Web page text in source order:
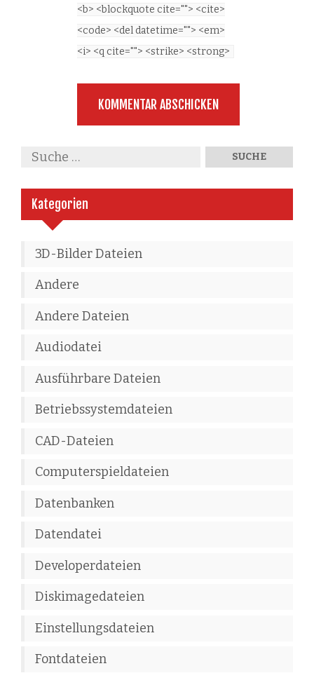
<b> <blockquote cite=""> <cite>
<code> <del datetime=""> <em>
<i> <q cite=""> <strike> <strong>
Kategorien
3D-Bilder Dateien
Andere
Andere Dateien
Audiodatei
Ausführbare Dateien
Betriebssystemdateien
CAD-Dateien
Computerspieldateien
Datenbanken
Datendatei
Developerdateien
Diskimagedateien
Einstellungsdateien
Fontdateien